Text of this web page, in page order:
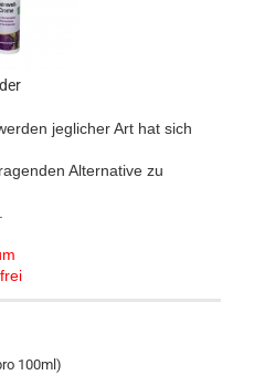
jeglicher Art hat sich
Alternative zu
100ml)